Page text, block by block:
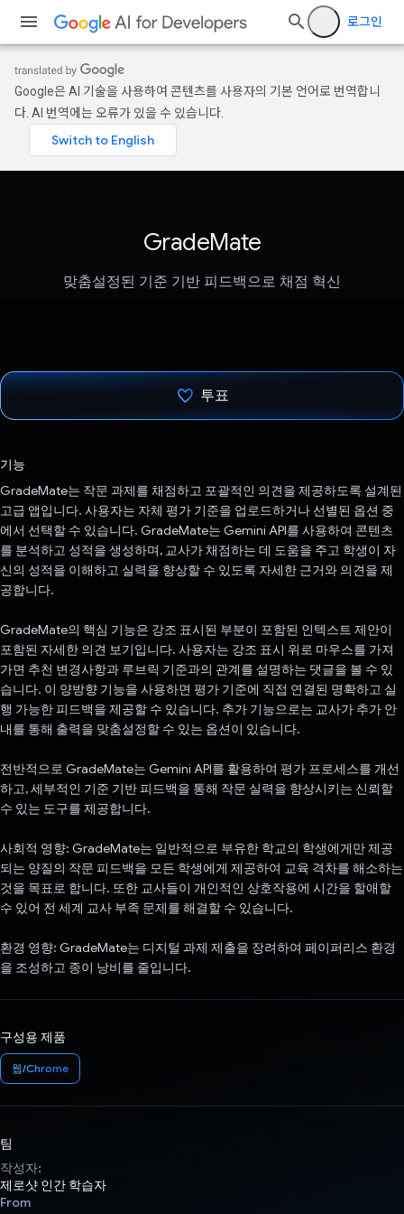
로그인
Google은 AI 기술을 사용하여 콘텐츠를 사용자의 기본 언어로 번역합니
다. AI 번역에는 오류가 있을 수 있습니다.
GradeMate
맞춤설정된 기준 기반 피드백으로 채점 혁신
투표
기능
GradeMate는 작문 과제를 채점하고 포괄적인 의견을 제공하도록 설계된
고급 앱입니다. 사용자는 자체 평가 기준을 업로드하거나 선별된 옵션 중
에서 선택할 수 있습니다. GradeMate는 Gemini API를 사용하여 콘텐츠
를 분석하고 성적을 생성하며, 교사가 채점하는 데 도움을 주고 학생이 자
신의 성적을 이해하고 실력을 향상할 수 있도록 자세한 근거와 의견을 제
공합니다.
GradeMate의 핵심 기능은 강조 표시된 부분이 포함된 인텍스트 제안이
포함된 자세한 의견 보기입니다. 사용자는 강조 표시 위로 마우스를 가져
가면 추천 변경사항과 루브릭 기준과의 관계를 설명하는 댓글을 볼 수 있
습니다. 이 양방향 기능을 사용하면 평가 기준에 직접 연결된 명확하고 실
행 가능한 피드백을 제공할 수 있습니다. 추가 기능으로는 교사가 추가 안
내를 통해 출력을 맞춤설정할 수 있는 옵션이 있습니다.
전반적으로 GradeMate는 Gemini API를 활용하여 평가 프로세스를 개선
하고, 세부적인 기준 기반 피드백을 통해 작문 실력을 향상시키는 신뢰할
수 있는 도구를 제공합니다.
사회적 영향: GradeMate는 일반적으로 부유한 학교의 학생에게만 제공
되는 양질의 작문 피드백을 모든 학생에게 제공하여 교육 격차를 해소하는
것을 목표로 합니다. 또한 교사들이 개인적인 상호작용에 시간을 할애할
수 있어 전 세계 교사 부족 문제를 해결할 수 있습니다.
환경 영향: GradeMate는 디지털 과제 제출을 장려하여 페이퍼리스 환경
을 조성하고 종이 낭비를 줄입니다.
구성용 제품
웹/Chrome
팀
작성자:
제로샷 인간 학습자
From